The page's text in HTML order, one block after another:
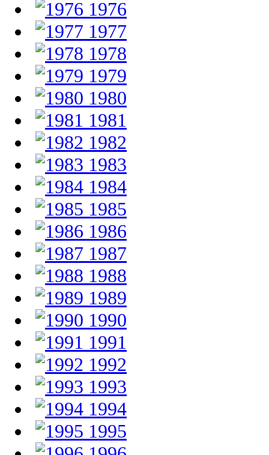
1976
1977
1978
1979
1980
1981
1982
1983
1984
1985
1986
1987
1988
1989
1990
1991
1992
1993
1994
1995